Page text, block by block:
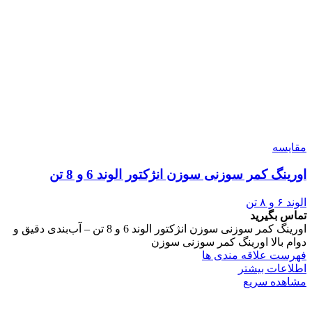
مقایسه
اورینگ کمر سوزنی سوزن انژکتور الوند 6 و 8 تن
الوند ۶ و ۸ تن
تماس بگیرید
اورینگ کمر سوزنی سوزن انژکتور الوند 6 و 8 تن – آب‌بندی دقیق و
دوام بالا اورینگ کمر سوزنی سوزن
فهرست علاقه مندی ها
اطلاعات بیشتر
مشاهده سریع